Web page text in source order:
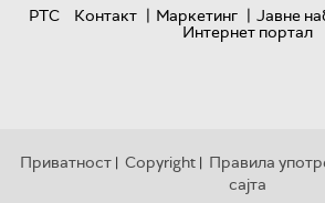
РТС
Контакт | Маркетинг | Јавне
Интернет портал
Приватност | Copyright | Правила
сајта